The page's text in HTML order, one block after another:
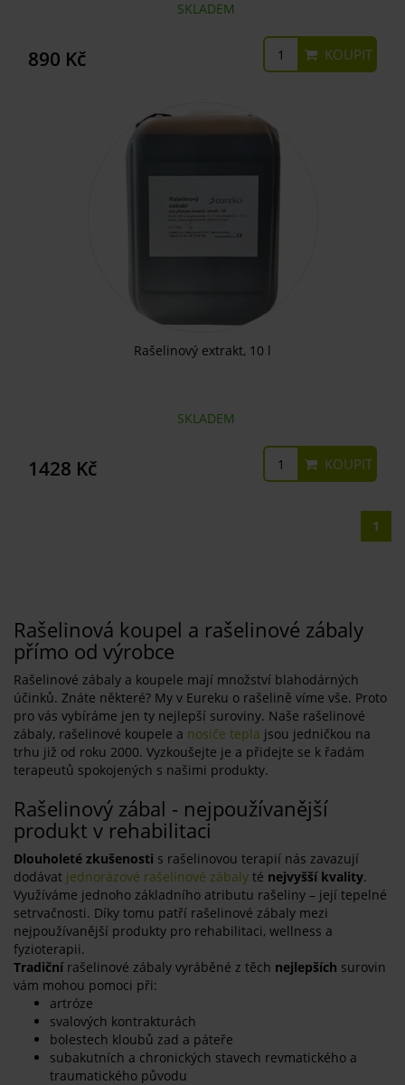
SKLADEM
890 Kč KOUPIT
Rašelinový extrakt, 10 l
SKLADEM
1428 Kč KOUPIT
1
Rašelinová koupel a rašelinové zábaly
přímo od výrobce
Rašelinové zábaly a koupele mají množství blahodárných
účinků. Znáte některé? My v Eureku o rašelině víme vše. Proto
pro vás vybíráme jen ty nejlepší suroviny. Naše rašelinové
zábaly, rašelinové koupele a nosiče tepla jsou jedničkou na
trhu již od roku 2000. Vyzkoušejte je a přidejte se k řadám
terapeutů spokojených s našimi produkty.
Rašelinový zábal - nejpoužívanější
produkt v rehabilitaci
Dlouholeté zkušenosti s rašelinovou terapií nás zavazují
dodávat jednorázové rašelinové zábaly té nejvyšší kvality.
Využíváme jednoho základního atributu rašeliny – její tepelné
setrvačnosti. Díky tomu patří rašelinové zábaly mezi
nejpoužívanější produkty pro rehabilitaci, wellness a
fyzioterapii.
Tradičnírašelinové zábaly vyráběné z těch nejlepších surovin
vám mohou pomoci při:
artróze
svalových kontrakturách
bolestech kloubů zad a páteře
subakutních a chronických stavech revmatického a
traumatického původu